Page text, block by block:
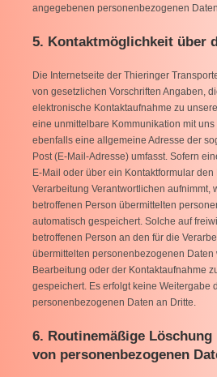
angegebenen personenbezogenen
5. Kontaktmöglichkeit über
Die Internetseite der Thieringer
von gesetzlichen Vorschriften Angaben,
elektronische Kontaktaufnahme zu
eine unmittelbare Kommunikation mit
ebenfalls eine allgemeine Adresse der
Post (E-Mail-Adresse) umfasst. Sofern
E-Mail oder über ein Kontaktformular den
Verarbeitung Verantwortlichen aufnimmt,
betroffenen Person übermittelten
automatisch gespeichert. Solche auf
betroffenen Person an den für die
übermittelten personenbezogenen Daten
Bearbeitung oder der Kontaktaufnahme
gespeichert. Es erfolgt keine Weitergabe
personenbezogenen Daten an Dritte.
6. Routinemäßige
von personenbezogenen